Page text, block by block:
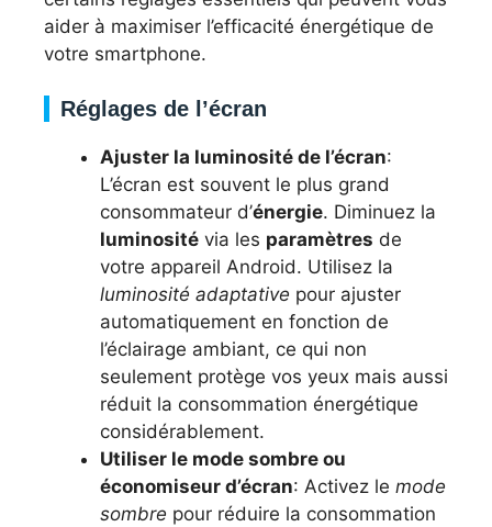
aider à maximiser l’efficacité énergétique de
votre smartphone.
Réglages de l’écran
Ajuster la luminosité de l’écran:
L’écran est souvent le plus grand
consommateur d’énergie. Diminuez la
luminosité via les paramètres de
votre appareil Android. Utilisez la
luminosité adaptative pour ajuster
automatiquement en fonction de
l’éclairage ambiant, ce qui non
seulement protège vos yeux mais aussi
réduit la consommation énergétique
considérablement.
Utiliser le mode sombre ou
économiseur d’écran: Activez le mode
sombre pour réduire la consommation